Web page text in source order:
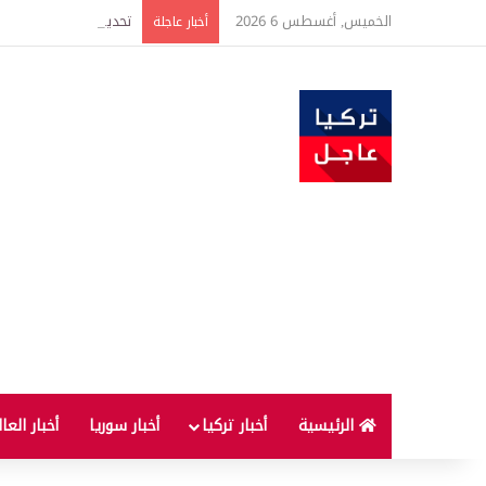
الخميس, أغسطس 6 2026 أخبار عاجلة
الرئيسية أخبار تركيا أخبار سوريا أخبار